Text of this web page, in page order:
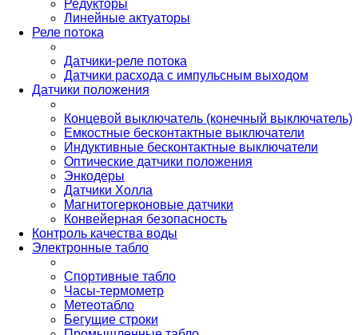
Редукторы
Линейные актуаторы
Реле потока
Датчики-реле потока
Датчики расхода с импульсным выходом
Датчики положения
Концевой выключатель (конечный выключатель)
Емкостные бесконтактные выключатели
Индуктивные бесконтактные выключатели
Оптические датчики положения
Энкодеры
Датчики Холла
Магнитогерконовые датчики
Конвейерная безопасность
Контроль качества воды
Электронные табло
Спортивные табло
Часы-термометр
Метеотабло
Бегущие строки